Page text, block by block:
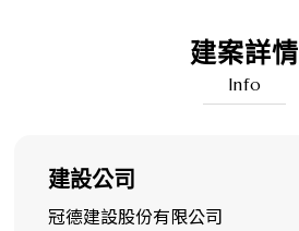
建案詳情
Info
建設公司
冠德建設股份有限公司